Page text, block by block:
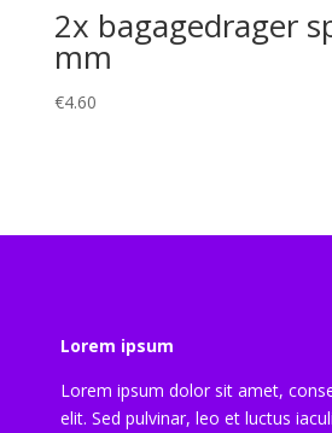
2x bagagedrager
mm
€4.60
Lorem ipsum
Lorem ipsum dolor sit amet,
elit. Sed pulvinar, leo et luctus